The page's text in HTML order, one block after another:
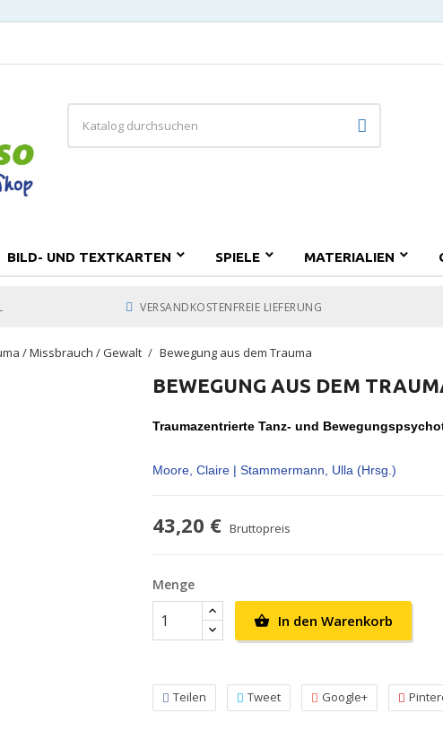
BILD- UND TEXTKARTEN SPIELE MATERIALIEN
VERSANDKOSTENFREIE LIEFERUNG
/ Missbrauch / Gewalt Bewegung aus dem Trauma
BEWEGUNG AUS DEM
Traumazentrierte Tanz- und
Moore, Claire | Stammermann, Ulla (Hrsg.)
43,20 € Bruttopreis
Menge
 In den Warenkorb
Teilen Tweet Google+